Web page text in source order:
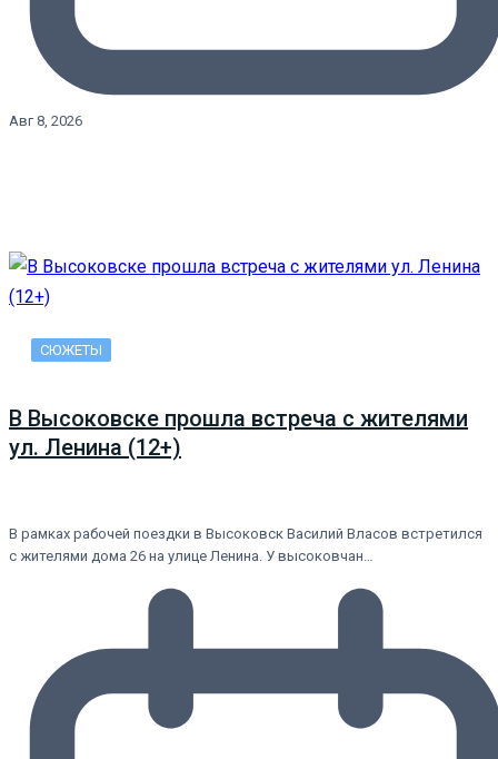
Авг 8, 2026
СЮЖЕТЫ
В Высоковске прошла встреча с жителями
ул. Ленина (12+)
В рамках рабочей поездки в Высоковск Василий Власов встретился
с жителями дома 26 на улице Ленина. У высоковчан…